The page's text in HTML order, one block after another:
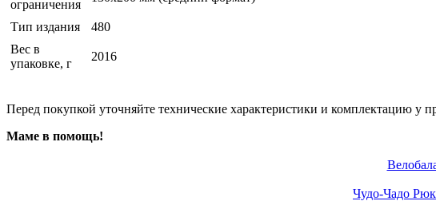
ограничения
Тип издания
480
Вес в
упаковке, г
2016
Перед покупкой уточняйте технические характеристики и комплектацию у
Маме в помощь!
Чудо-Чадо